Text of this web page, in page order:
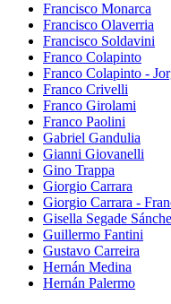
Francisco Monarca
Francisco Olaverria
Francisco Soldavini
Franco Colapinto
Franco Colapinto -
Franco Crivelli
Franco Girolami
Franco Paolini
Gabriel Gandulia
Gianni Giovanelli
Gino Trappa
Giorgio Carrara
Giorgio Carrara -
Gisella Segade
Guillermo Fantini
Gustavo Carreira
Hernán Medina
Hernán Palermo